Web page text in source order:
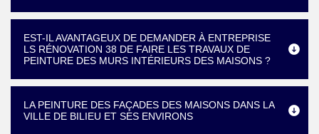
EST-IL AVANTAGEUX DE DEMANDER À ENTREPRISE
LS RÉNOVATION 38 DE FAIRE LES TRAVAUX DE
PEINTURE DES MURS INTÉRIEURS DES MAISONS ?
LA PEINTURE DES FAÇADES DES MAISONS DANS LA
VILLE DE BILIEU ET SES ENVIRONS